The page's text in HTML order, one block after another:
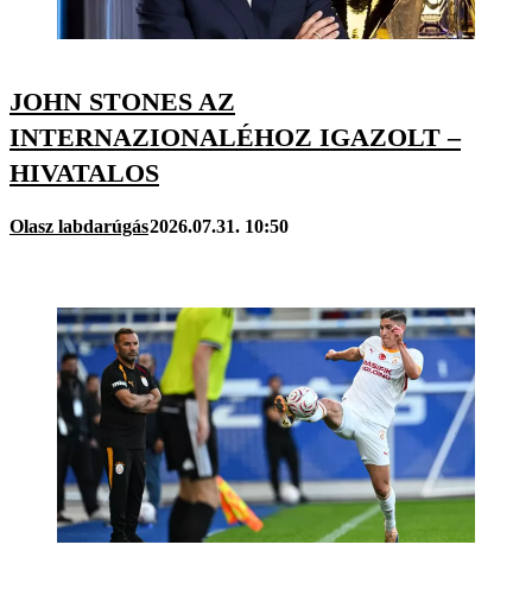
JOHN STONES AZ
INTERNAZIONALÉHOZ IGAZOLT –
HIVATALOS
Olasz labdarúgás2026.07.31. 10:50